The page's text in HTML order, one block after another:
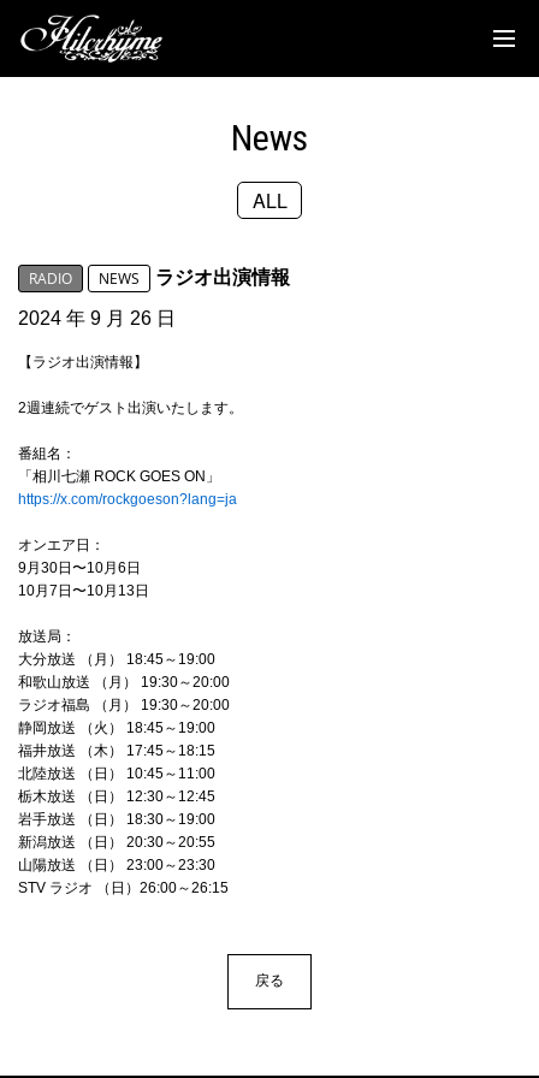
Discography
Biography
News
ALL
RADIO NEWS ラジオ出演情報
2024 年 9 月 26 日
【ラジオ出演情報】
2週連続でゲスト出演いたします。
番組名：
「相川七瀬 ROCK GOES ON」
https://x.com/rockgoeson?lang=ja
オンエア日：
9月30日〜10月6日
10月7日〜10月13日
放送局：
大分放送 （月） 18:45～19:00
和歌山放送 （月） 19:30～20:00
ラジオ福島 （月） 19:30～20:00
静岡放送 （火） 18:45～19:00
福井放送 （木） 17:45～18:15
北陸放送 （日） 10:45～11:00
栃木放送 （日） 12:30～12:45
岩手放送 （日） 18:30～19:00
新潟放送 （日） 20:30～20:55
山陽放送 （日） 23:00～23:30
STV ラジオ （日）26:00～26:15
戻る